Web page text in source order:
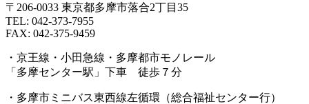
〒206-0033 東京都多摩市落合2丁目35
TEL: 042-373-7955
FAX: 042-375-9459
・京王線・小田急線・多摩都市モノレール
「多摩センター駅」下車 徒歩７分
・多摩市ミニバス東西線左循環（総合福祉センター行）